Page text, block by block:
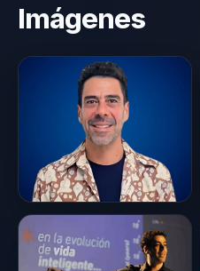
Imágenes